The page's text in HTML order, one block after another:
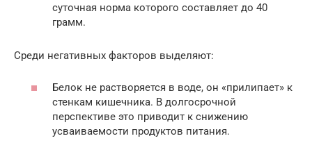
суточная норма которого составляет до 40
грамм.
Среди негативных факторов выделяют:
Белок не растворяется в воде, он «прилипает» к
стенкам кишечника. В долгосрочной
перспективе это приводит к снижению
усваиваемости продуктов питания.